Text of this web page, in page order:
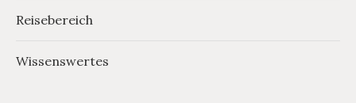
Reisebereich
Wissenswertes